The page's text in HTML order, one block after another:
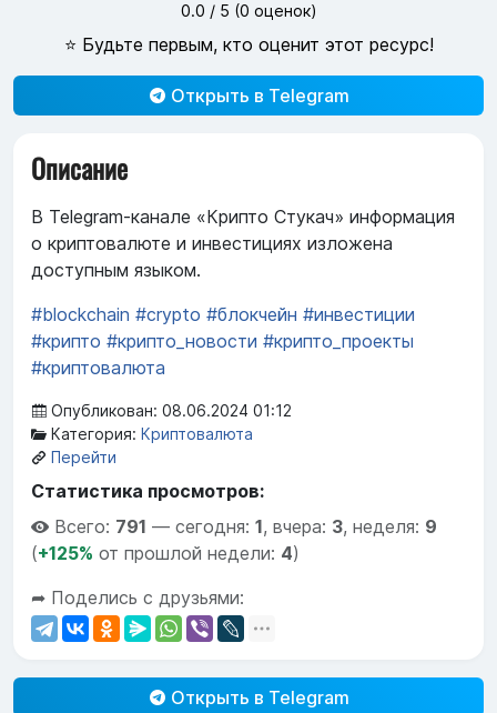
0.0 / 5 (0 оценок)
⭐ Будьте первым, кто оценит этот ресурс!
Открыть в Telegram
Описание
В Telegram-канале «Крипто Стукач» информация
о криптовалюте и инвестициях изложена
доступным языком.
#blockchain #crypto #блокчейн #инвестиции
#крипто #крипто_новости #крипто_проекты
#криптовалюта
Опубликован: 08.06.2024 01:12
Категория: Криптовалюта
Перейти
Статистика просмотров:
Всего: 791 — сегодня: 1, вчера: 3, неделя: 9
(+125% от прошлой недели: 4)
➦ Поделись с друзьями:
Открыть в Telegram